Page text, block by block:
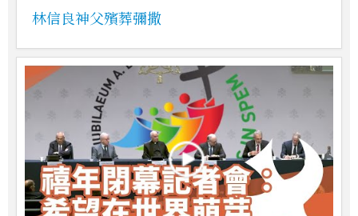
林信良神父殯葬彌撒